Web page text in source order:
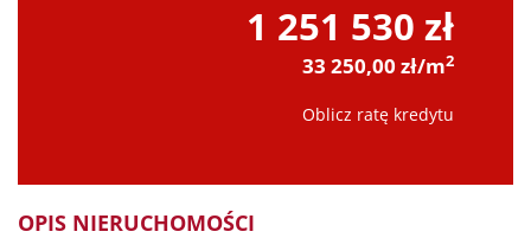
1 251 530 zł
33 250,00 zł/m2
Oblicz ratę kredytu
OPIS NIERUCHOMOŚCI